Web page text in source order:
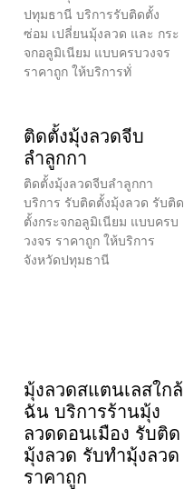
ปทุมธานี บริการรับติดตั้ง
ซ่อม เปลี่ยนมุ้งลวด และ กระ
จกอลูมิเนียม แบบครบวงจร
ราคาถูก ให้บริการทั่
ติดตั้งมุ้งลวดจีบ
ลำลูกกา
ติดตั้งมุ้งลวดจีบลำลูกกา
บริการ รับติดตั้งมุ้งลวด รับติด
ตั้งกระจกอลูมิเนียม แบบครบ
วงจร ราคาถูก ให้บริการ
จังหวัดปทุมธานี
มุ้งลวดสแตนเลสใกล้
ฉัน บริการร้านมุ้ง
ลวดดอนเมือง รับติด
มุ้งลวด รับทำมุ้งลวด
ราคาถูก